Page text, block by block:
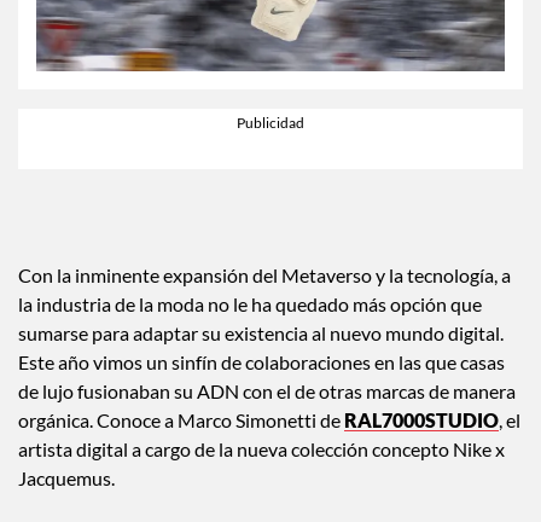
Con la inminente expansión del Metaverso y la tecnología, a
la industria de la moda no le ha quedado más opción que
sumarse para adaptar su existencia al nuevo mundo digital.
Este año vimos un sinfín de colaboraciones en las que casas
de lujo fusionaban su ADN con el de otras marcas de manera
orgánica. Conoce a Marco Simonetti de RAL7000STUDIO, el
artista digital a cargo de la nueva colección concepto Nike x
Jacquemus.